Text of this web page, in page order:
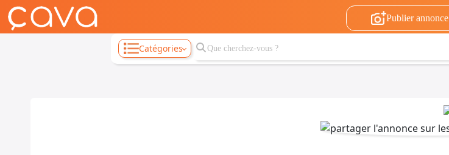
Publier annonce
Catégories